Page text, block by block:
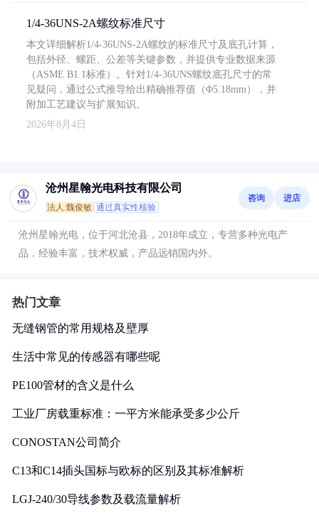
1/4-36UNS-2A螺纹标准尺寸
本文详细解析1/4-36UNS-2A螺纹的标准尺寸及底孔计算，
包括外径、螺距、公差等关键参数，并提供专业数据来源
（ASME B1.1标准）。针对1/4-36UNS螺纹底孔尺寸的常
见疑问，通过公式推导给出精确推荐值（Φ5.18mm），并
附加工艺建议与扩展知识。
2026年8月4日
沧州星翰光电科技有限公司
法人:魏俊敏 通过真实性核验
咨询 进店
沧州星翰光电，位于河北沧县，2018年成立，专营多种光电产
品，经验丰富，技术权威，产品远销国内外。
热门文章
无缝钢管的常用规格及壁厚
生活中常见的传感器有哪些呢
PE100管材的含义是什么
工业厂房载重标准：一平方米能承受多少公斤
CONOSTAN公司简介
C13和C14插头国标与欧标的区别及其标准解析
LGJ-240/30导线参数及载流量解析